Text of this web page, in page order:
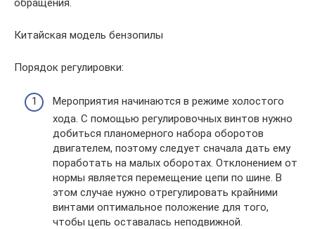
Китайская модель бензопилы
Порядок регулировки:
Мероприятия начинаются в режиме холостого
хода. С помощью регулировочных винтов нужно
добиться планомерного набора оборотов
двигателем, поэтому следует сначала дать ему
поработать на малых оборотах. Отклонением от
нормы является перемещение цепи по шине. В
этом случае нужно отрегулировать крайними
винтами оптимальное положение для того,
чтобы цепь оставалась неподвижной.